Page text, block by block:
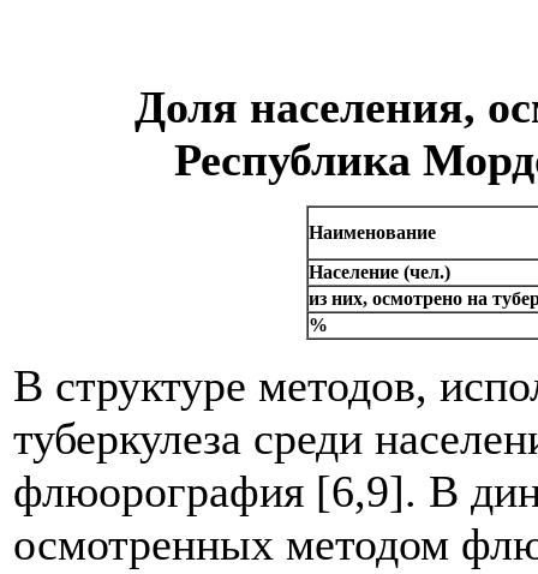
Доля населения,
Республика
Наименование
Население (чел.)
из них, осмотрено на
%
В структуре методов,
туберкулеза среди
флюорография [6,9]. В
осмотренных методом